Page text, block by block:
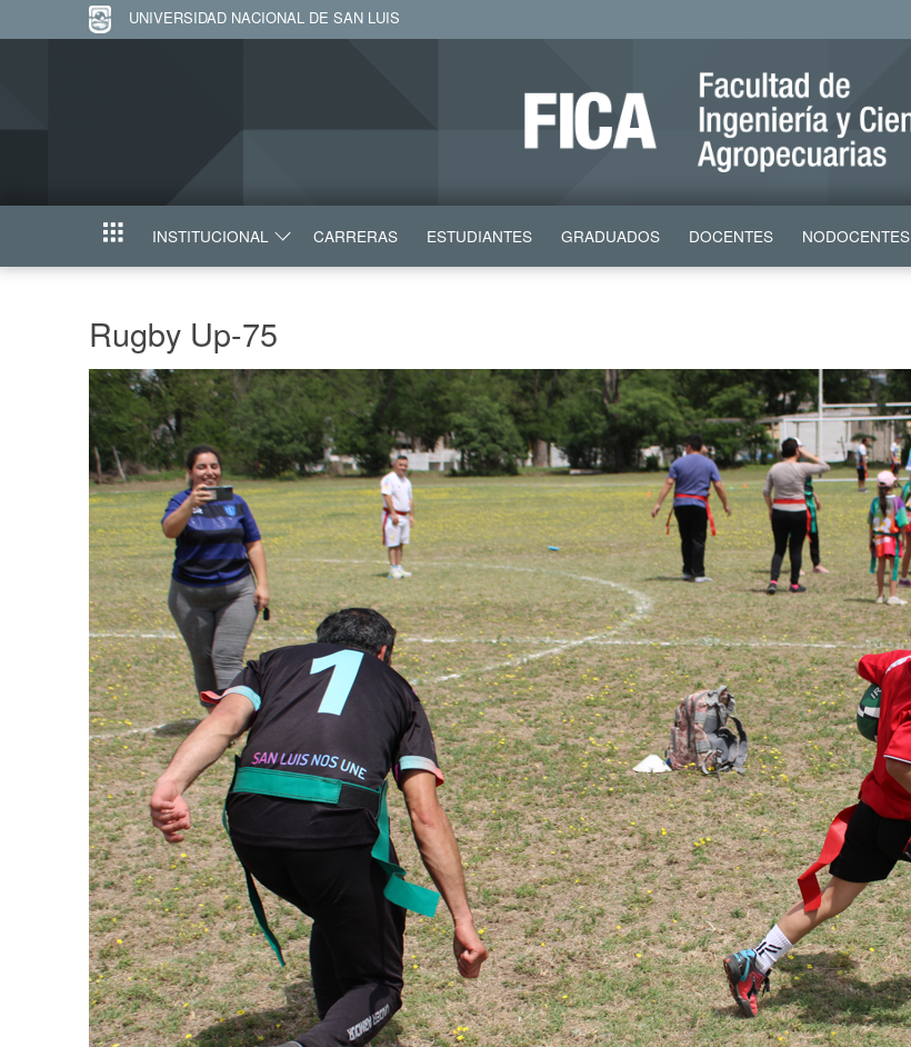
UNIVERSIDAD NACIONAL DE SAN LUIS
INICIO INSTITUCIONAL CARRERAS ESTUDIANTES GRADUADOS DOCENTES NODOCENTES
Rugby Up-75